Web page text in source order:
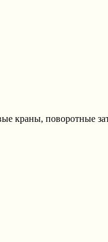
краны, поворотные